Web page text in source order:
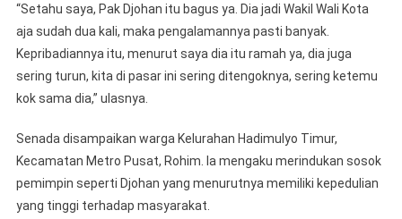
“Setahu saya, Pak Djohan itu bagus ya. Dia jadi Wakil Wali Kota
aja sudah dua kali, maka pengalamannya pasti banyak.
Kepribadiannya itu, menurut saya dia itu ramah ya, dia juga
sering turun, kita di pasar ini sering ditengoknya, sering ketemu
kok sama dia,” ulasnya.
Senada disampaikan warga Kelurahan Hadimulyo Timur,
Kecamatan Metro Pusat, Rohim. Ia mengaku merindukan sosok
pemimpin seperti Djohan yang menurutnya memiliki kepedulian
yang tinggi terhadap masyarakat.